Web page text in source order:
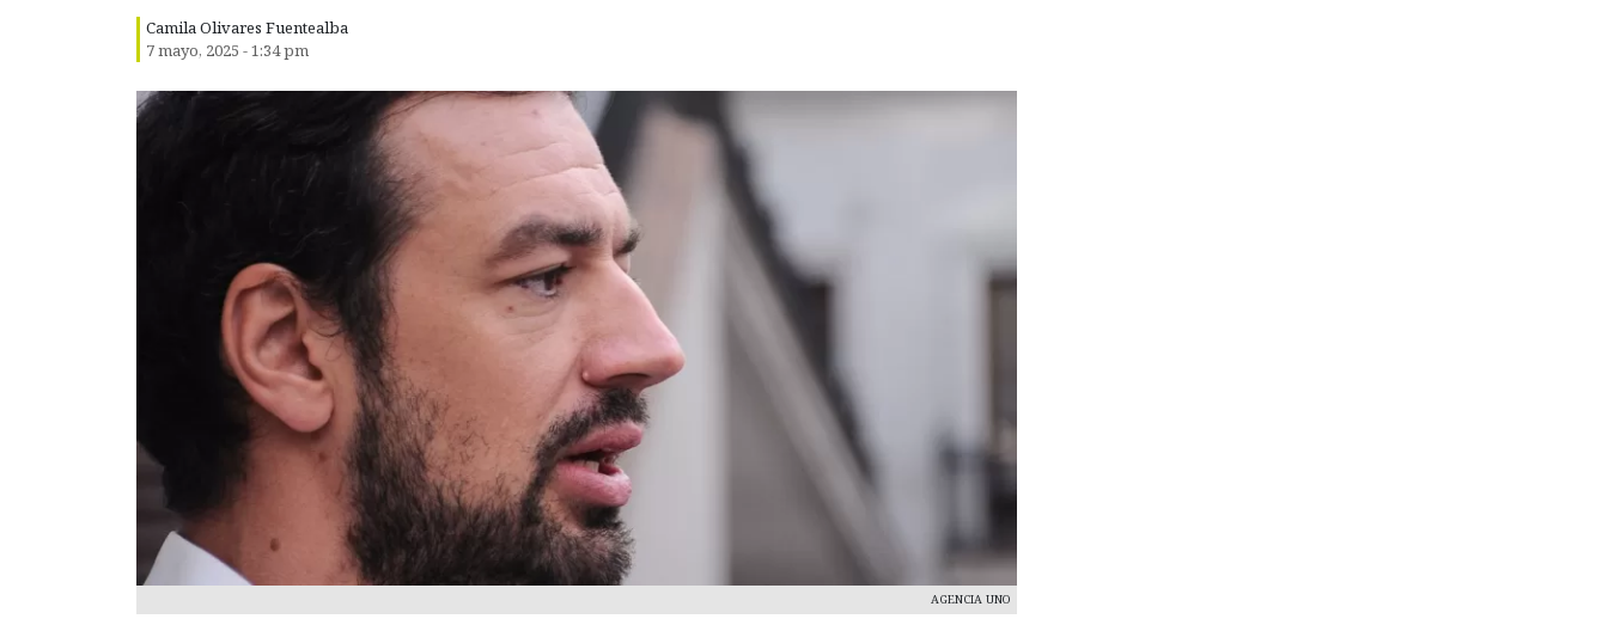
Camila Olivares Fuentealba
7 mayo, 2025 - 1:34 pm
AGENCIA UNO